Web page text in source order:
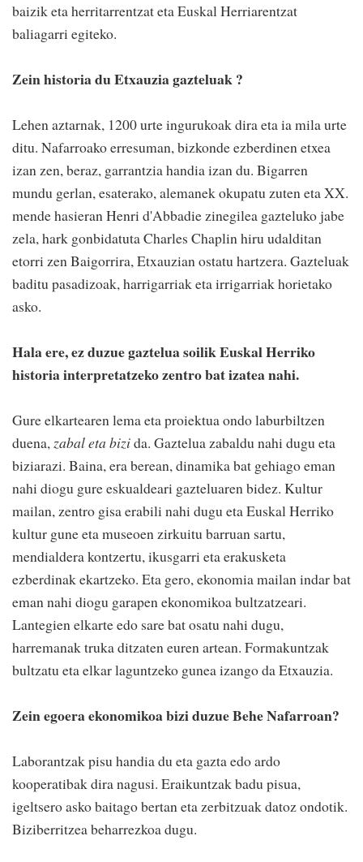
baizik eta herritarrentzat eta Euskal Herriarentzat
baliagarri egiteko.
Zein historia du Etxauzia gazteluak ?
Lehen aztarnak, 1200 urte ingurukoak dira eta ia mila urte
ditu. Nafarroako erresuman, bizkonde ezberdinen etxea
izan zen, beraz, garrantzia handia izan du. Bigarren
mundu gerlan, esaterako, alemanek okupatu zuten eta XX.
mende hasieran Henri d'Abbadie zinegilea gazteluko jabe
zela, hark gonbidatuta Charles Chaplin hiru udalditan
etorri zen Baigorrira, Etxauzian ostatu hartzera. Gazteluak
baditu pasadizoak, harrigarriak eta irrigarriak horietako
asko.
Hala ere, ez duzue gaztelua soilik Euskal Herriko
historia interpretatzeko zentro bat izatea nahi.
Gure elkartearen lema eta proiektua ondo laburbiltzen
duena,zabal eta bizida. Gaztelua zabaldu nahi dugu eta
biziarazi. Baina, era berean, dinamika bat gehiago eman
nahi diogu gure eskualdeari gazteluaren bidez. Kultur
mailan, zentro gisa erabili nahi dugu eta Euskal Herriko
kultur gune eta museoen zirkuitu barruan sartu,
mendialdera kontzertu, ikusgarri eta erakusketa
ezberdinak ekartzeko. Eta gero, ekonomia mailan indar bat
eman nahi diogu garapen ekonomikoa bultzatzeari.
Lantegien elkarte edo sare bat osatu nahi dugu,
harremanak truka ditzaten euren artean. Formakuntzak
bultzatu eta elkar laguntzeko gunea izango da Etxauzia.
Zein egoera ekonomikoa bizi duzue Behe Nafarroan?
Laborantzak pisu handia du eta gazta edo ardo
kooperatibak dira nagusi. Eraikuntzak badu pisua,
igeltsero asko baitago bertan eta zerbitzuak datoz ondotik.
Biziberritzea beharrezkoa dugu.